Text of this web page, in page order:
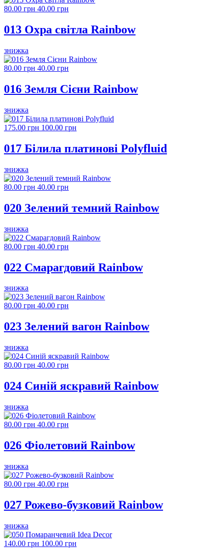
80.00 грн 40.00 грн
013 Охра світла Rainbow
знижка
80.00 грн 40.00 грн
016 Земля Сієни Rainbow
знижка
175.00 грн 100.00 грн
017 Білила платинові Polyfluid
знижка
80.00 грн 40.00 грн
020 Зелений темний Rainbow
знижка
80.00 грн 40.00 грн
022 Смарагдовий Rainbow
знижка
80.00 грн 40.00 грн
023 Зелений вагон Rainbow
знижка
80.00 грн 40.00 грн
024 Синій яскравий Rainbow
знижка
80.00 грн 40.00 грн
026 Фіолетовий Rainbow
знижка
80.00 грн 40.00 грн
027 Рожево-бузковий Rainbow
знижка
140.00 грн 100.00 грн